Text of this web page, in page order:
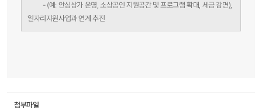
- (예: 안심상가 운영, 소상공인 지원공간 및 프로그램 확대, 세금 감면),
일자리지원사업과 연계 추진
첨부파일